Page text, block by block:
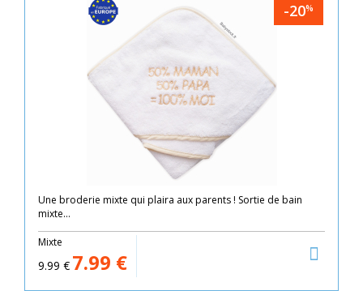
-20%
Une broderie mixte qui plaira aux parents ! Sortie de bain
mixte...
Mixte
9.99 € 7.99 €